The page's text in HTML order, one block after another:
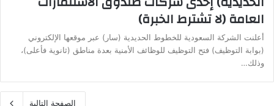
العامة (لا تشترط الخبرة)
أعلنت الشركة السعودية للخطوط الحديدية (سار) عبر موقعها الإلكتروني
(بوابة التوظيف) فتح التوظيف للوظائف الأمنية بعدة مناطق (ثانوية فأعلى)،
وذلك…
الصفحة التالية